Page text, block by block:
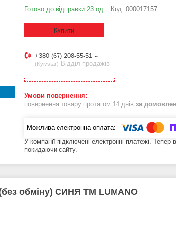
Готово до відправки 23 од. Код: 000017157
Купити
+380 (67) 208-55-51
Kyivstar Відділ продажів
повернення товару протягом 14 днів за
У компанії підключені електронні платежі.
покидаючи сайту.
обміну) СИНЯ ТМ LUMANO